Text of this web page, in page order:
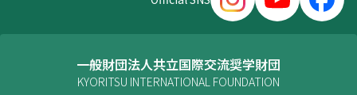
一般財団法人共立国際交流奨学財団
KYORITSU INTERNATIONAL FOUNDATION